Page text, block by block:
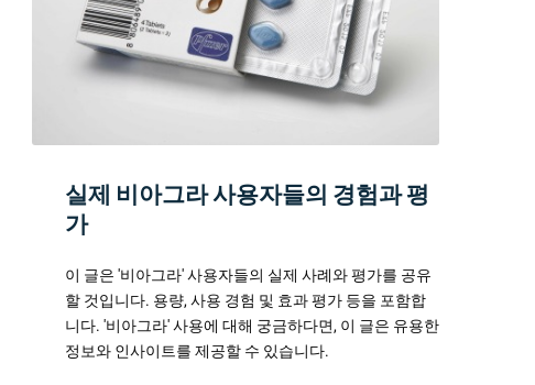
실제 비아그라 사용자들의 경험과 평
가
이 글은 '비아그라' 사용자들의 실제 사례와 평가를 공유
할 것입니다. 용량, 사용 경험 및 효과 평가 등을 포함합
니다. '비아그라' 사용에 대해 궁금하다면, 이 글은 유용한
정보와 인사이트를 제공할 수 있습니다.